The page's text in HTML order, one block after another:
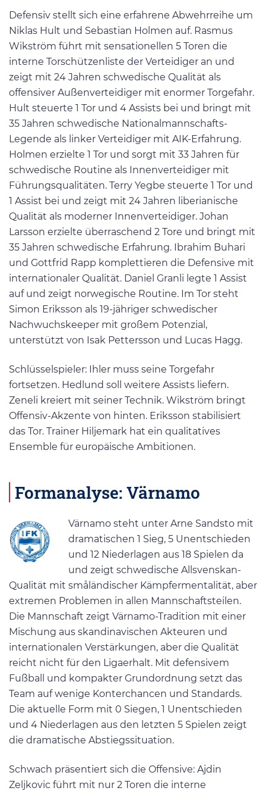
Defensiv stellt sich eine erfahrene Abwehrreihe um
Niklas Hult und Sebastian Holmen auf. Rasmus
Wikström führt mit sensationellen 5 Toren die
interne Torschützenliste der Verteidiger an und
zeigt mit 24 Jahren schwedische Qualität als
offensiver Außenverteidiger mit enormer Torgefahr.
Hult steuerte 1 Tor und 4 Assists bei und bringt mit
35 Jahren schwedische Nationalmannschafts-
Legende als linker Verteidiger mit AIK-Erfahrung.
Holmen erzielte 1 Tor und sorgt mit 33 Jahren für
schwedische Routine als Innenverteidiger mit
Führungsqualitäten. Terry Yegbe steuerte 1 Tor und
1 Assist bei und zeigt mit 24 Jahren liberianische
Qualität als moderner Innenverteidiger. Johan
Larsson erzielte überraschend 2 Tore und bringt mit
35 Jahren schwedische Erfahrung. Ibrahim Buhari
und Gottfrid Rapp komplettieren die Defensive mit
internationaler Qualität. Daniel Granli legte 1 Assist
auf und zeigt norwegische Routine. Im Tor steht
Simon Eriksson als 19-jähriger schwedischer
Nachwuchskeeper mit großem Potenzial,
unterstützt von Isak Pettersson und Lucas Hagg.
Schlüsselspieler: Ihler muss seine Torgefahr
fortsetzen. Hedlund soll weitere Assists liefern.
Zeneli kreiert mit seiner Technik. Wikström bringt
Offensiv-Akzente von hinten. Eriksson stabilisiert
das Tor. Trainer Hiljemark hat ein qualitatives
Ensemble für europäische Ambitionen.
Formanalyse: Värnamo
Värnamo steht unter Arne Sandsto mit
dramatischen 1 Sieg, 5 Unentschieden
und 12 Niederlagen aus 18 Spielen da
und zeigt schwedische Allsvenskan-
Qualität mit småländischer Kämpfermentalität, aber
extremen Problemen in allen Mannschaftsteilen.
Die Mannschaft zeigt Värnamo-Tradition mit einer
Mischung aus skandinavischen Akteuren und
internationalen Verstärkungen, aber die Qualität
reicht nicht für den Ligaerhalt. Mit defensivem
Fußball und kompakter Grundordnung setzt das
Team auf wenige Konterchancen und Standards.
Die aktuelle Form mit 0 Siegen, 1 Unentschieden
und 4 Niederlagen aus den letzten 5 Spielen zeigt
die dramatische Abstiegssituation.
Schwach präsentiert sich die Offensive: Ajdin
Zeljkovic führt mit nur 2 Toren die interne